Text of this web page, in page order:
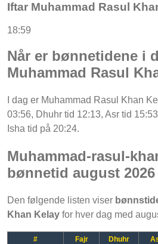
Iftar Muhammad Rasul
18:59
Når er bønnetidene i
Muhammad Rasul
I dag er Muhammad Rasul Khan
03:56, Dhuhr tid 12:13, Asr tid
Isha tid på 20:24.
Muhammad-rasul-
bønnetid august 2026
Den følgende listen viser
Khan Kelay for hver dag med
# Fajr Dhuhr